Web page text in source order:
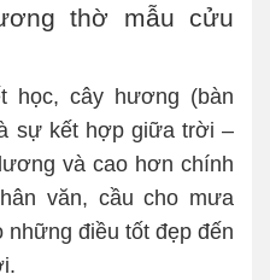
thờ mẫu cửu
học, cây hương (bàn
sự kết hợp giữa trời –
và cao hơn chính
văn, cầu cho mưa
những điều tốt đẹp đến